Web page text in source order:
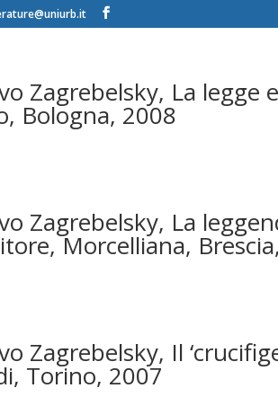
Zagrebelsky, La legge
Bologna, 2008
Zagrebelsky, La
Morcelliana,
Zagrebelsky, Il
Torino, 2007